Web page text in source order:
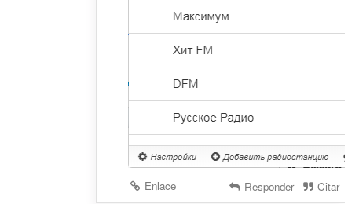
Enlace Responder Citar